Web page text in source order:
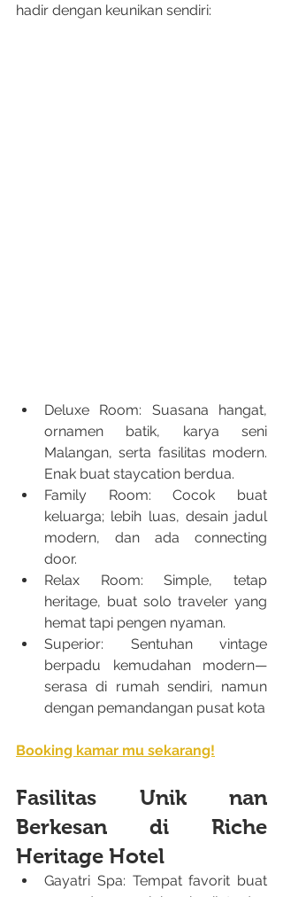
hadir dengan keunikan sendiri:
Deluxe Room: Suasana hangat,
ornamen batik, karya seni
Malangan, serta fasilitas modern.
Enak buat staycation berdua.
Family Room: Cocok buat
keluarga; lebih luas, desain jadul
modern, dan ada connecting
door.
Relax Room: Simple, tetap
heritage, buat solo traveler yang
hemat tapi pengen nyaman.
Superior: Sentuhan vintage
berpadu kemudahan modern—
serasa di rumah sendiri, namun
dengan pemandangan pusat kota
Booking kamar mu sekarang!
Fasilitas Unik nan
Berkesan di Riche
Heritage Hotel
Gayatri Spa: Tempat favorit buat